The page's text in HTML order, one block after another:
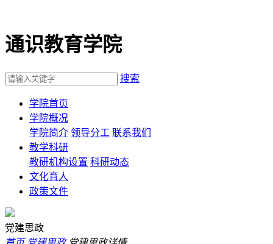
通识教育学院
搜索
学院首页
学院概况
学院简介 领导分工 联系我们
教学科研
教研机构设置 科研动态
文化育人
政策文件
党建思政